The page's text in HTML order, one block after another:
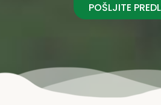
POŠLJITE